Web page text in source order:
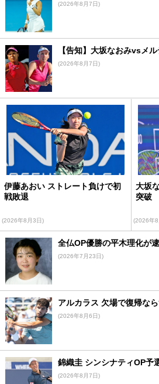
(2026年8月7日)
【告知】大坂なおみvsメ
(2026年8月7日)
伊藤あおい ストレート負けで初
戦敗退
(2026年8月3日)
大坂
突破
(2026年
全仏OP優勝の平木理化が
(2026年7月23日)
アルカラス 欠場で復帰な
(2026年8月6日)
錦織圭 シンシナティOP予
(2026年8月7日)